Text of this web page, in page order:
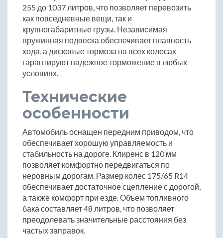
255 до 1037 литров, что позволяет перевозить
как повседневные вещи, так и
крупногабаритные грузы. Независимая
пружинная подвеска обеспечивает плавность
хода, а дисковые тормоза на всех колесах
гарантируют надежное торможение в любых
условиях.
Технические
особенности
Автомобиль оснащен передним приводом, что
обеспечивает хорошую управляемость и
стабильность на дороге. Клиренс в 120 мм
позволяет комфортно передвигаться по
неровным дорогам. Размер колес 175/65 R14
обеспечивает достаточное сцепление с дорогой,
а также комфорт при езде. Объем топливного
бака составляет 48 литров, что позволяет
преодолевать значительные расстояния без
частых заправок.